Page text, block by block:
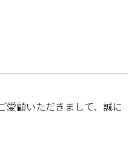
愛顧いただきまして、誠に